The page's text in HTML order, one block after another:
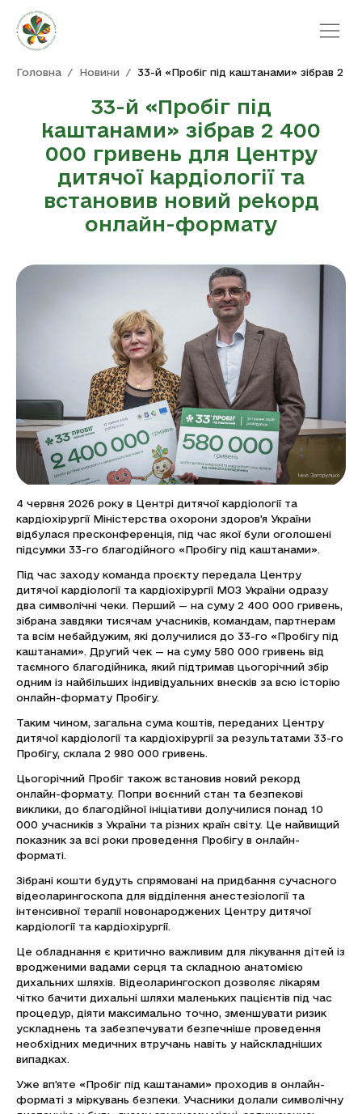
Про пробіг
Галерея
Контакти
Головна / Новини / 33-й «Пробіг під каштанами» зібрав 2
33-й «Пробіг під
каштанами» зібрав 2 400
000 гривень для Центру
дитячої кардіології та
встановив новий рекорд
онлайн-формату
4 червня 2026 року в Центрі дитячої кардіології та
кардіохірургії Міністерства охорони здоров’я України
відбулася пресконференція, під час якої були оголошені
підсумки 33-го благодійного «Пробігу під каштанами».
Під час заходу команда проєкту передала Центру
дитячої кардіології та кардіохірургії МОЗ України одразу
два символічні чеки. Перший — на суму 2 400 000 гривень,
зібрана завдяки тисячам учасників, командам, партнерам
та всім небайдужим, які долучилися до 33-го «Пробігу під
каштанами». Другий чек — на суму 580 000 гривень від
таємного благодійника, який підтримав цьогорічний збір
одним із найбільших індивідуальних внесків за всю історію
онлайн-формату Пробігу.
Таким чином, загальна сума коштів, переданих Центру
дитячої кардіології та кардіохірургії за результатами 33-го
Пробігу, склала 2 980 000 гривень.
Цьогорічний Пробіг також встановив новий рекорд
онлайн-формату. Попри воєнний стан та безпекові
виклики, до благодійної ініціативи долучилися понад 10
000 учасників з України та різних країн світу. Це найвищий
показник за всі роки проведення Пробігу в онлайн-
форматі.
Зібрані кошти будуть спрямовані на придбання сучасного
відеоларингоскопа для відділення анестезіології та
інтенсивної терапії новонароджених Центру дитячої
кардіології та кардіохірургії.
Це обладнання є критично важливим для лікування дітей із
вродженими вадами серця та складною анатомією
дихальних шляхів. Відеоларингоскоп дозволяє лікарям
чітко бачити дихальні шляхи маленьких пацієнтів під час
процедур, діяти максимально точно, зменшувати ризик
ускладнень та забезпечувати безпечніше проведення
необхідних медичних втручань навіть у найскладніших
випадках.
Уже вп’яте «Пробіг під каштанами» проходив в онлайн-
форматі з міркувань безпеки. Учасники долали символічну